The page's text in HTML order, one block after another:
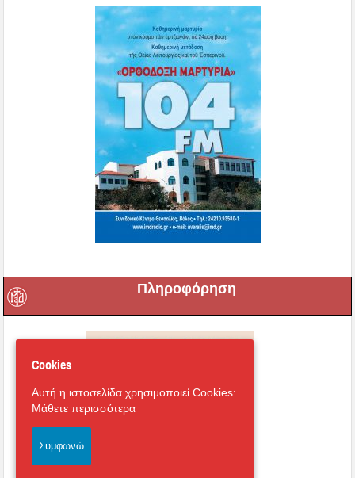
Πληροφόρηση
Cookies
Αυτή η ιστοσελίδα χρησιμοποιεί Cookies:
Μάθετε περισσότερα
Συμφωνώ